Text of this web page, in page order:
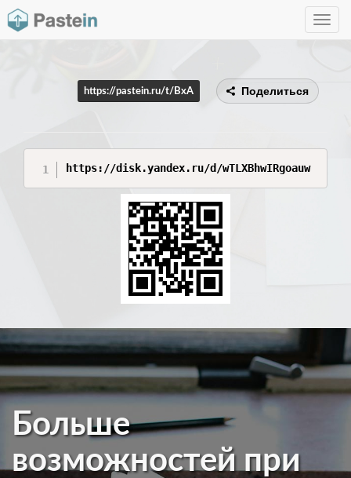
Toggle
https://pastein.ru/t/BxA Поделиться
https://disk.yandex.ru/d/wTLXBhwIRgoauw
Больше
возможностей при